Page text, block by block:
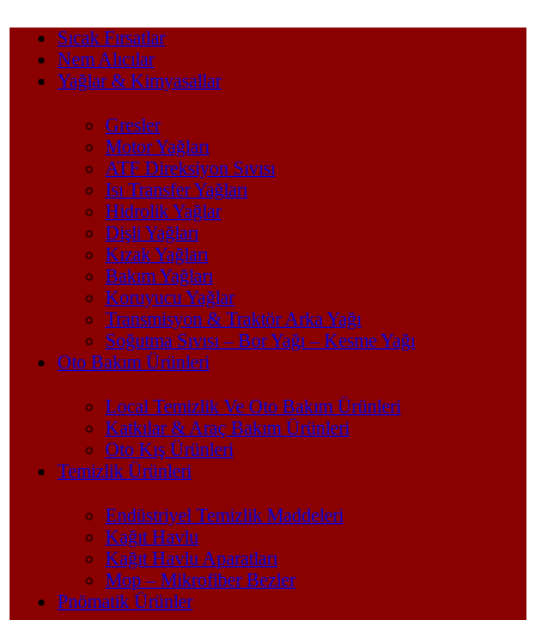
Sıcak Fırsatlar
Nem Alıcılar
Yağlar & Kimyasallar
Gresler
Motor Yağları
ATF Direksiyon Sıvısı
Isı Transfer Yağları
Hidrolik Yağlar
Dişli Yağları
Kızak Yağları
Bakım Yağları
Koruyucu Yağlar
Transmisyon & Traktör Arka Yağı
Soğutma Sıvısı – Bor Yağı – Kesme Yağı
Oto Bakım Ürünleri
Local Temizlik Ve Oto Bakım Ürünleri
Katkılar & Araç Bakım Ürünleri
Oto Kış Ürünleri
Temizlik Ürünleri
Endüstriyel Temizlik Maddeleri
Kağıt Havlu
Kağıt Havlu Aparatları
Mop – Mikrofiber Bezler
Pnömatik Ürünler